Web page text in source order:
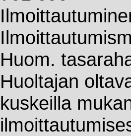
Huom.
Huoltajan
kuskeilla